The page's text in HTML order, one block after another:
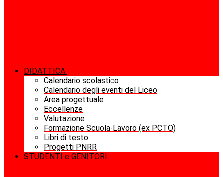
DIDATTICA
Calendario scolastico
Calendario degli eventi del Liceo
Area progettuale
Eccellenze
Valutazione
Formazione Scuola-Lavoro (ex PCTO)
Libri di testo
Progetti PNRR
STUDENTI e GENITORI